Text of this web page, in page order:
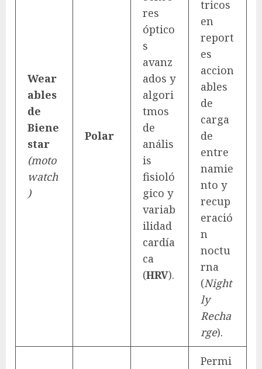
Wear
ables
de
Biene
star
(moto
watch
)
Polar
res
óptico
s
avanz
ados y
algori
tmos
de
anális
is
fisioló
gico y
variab
ilidad
cardía
ca
(HRV).
tricos
en
report
es
accion
ables
de
carga
de
entre
namie
nto y
recup
eració
n
noctu
rna
(Night
ly
Recha
rge).
Permi